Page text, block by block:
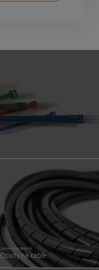
Owijki na przewody
Oploty na kable